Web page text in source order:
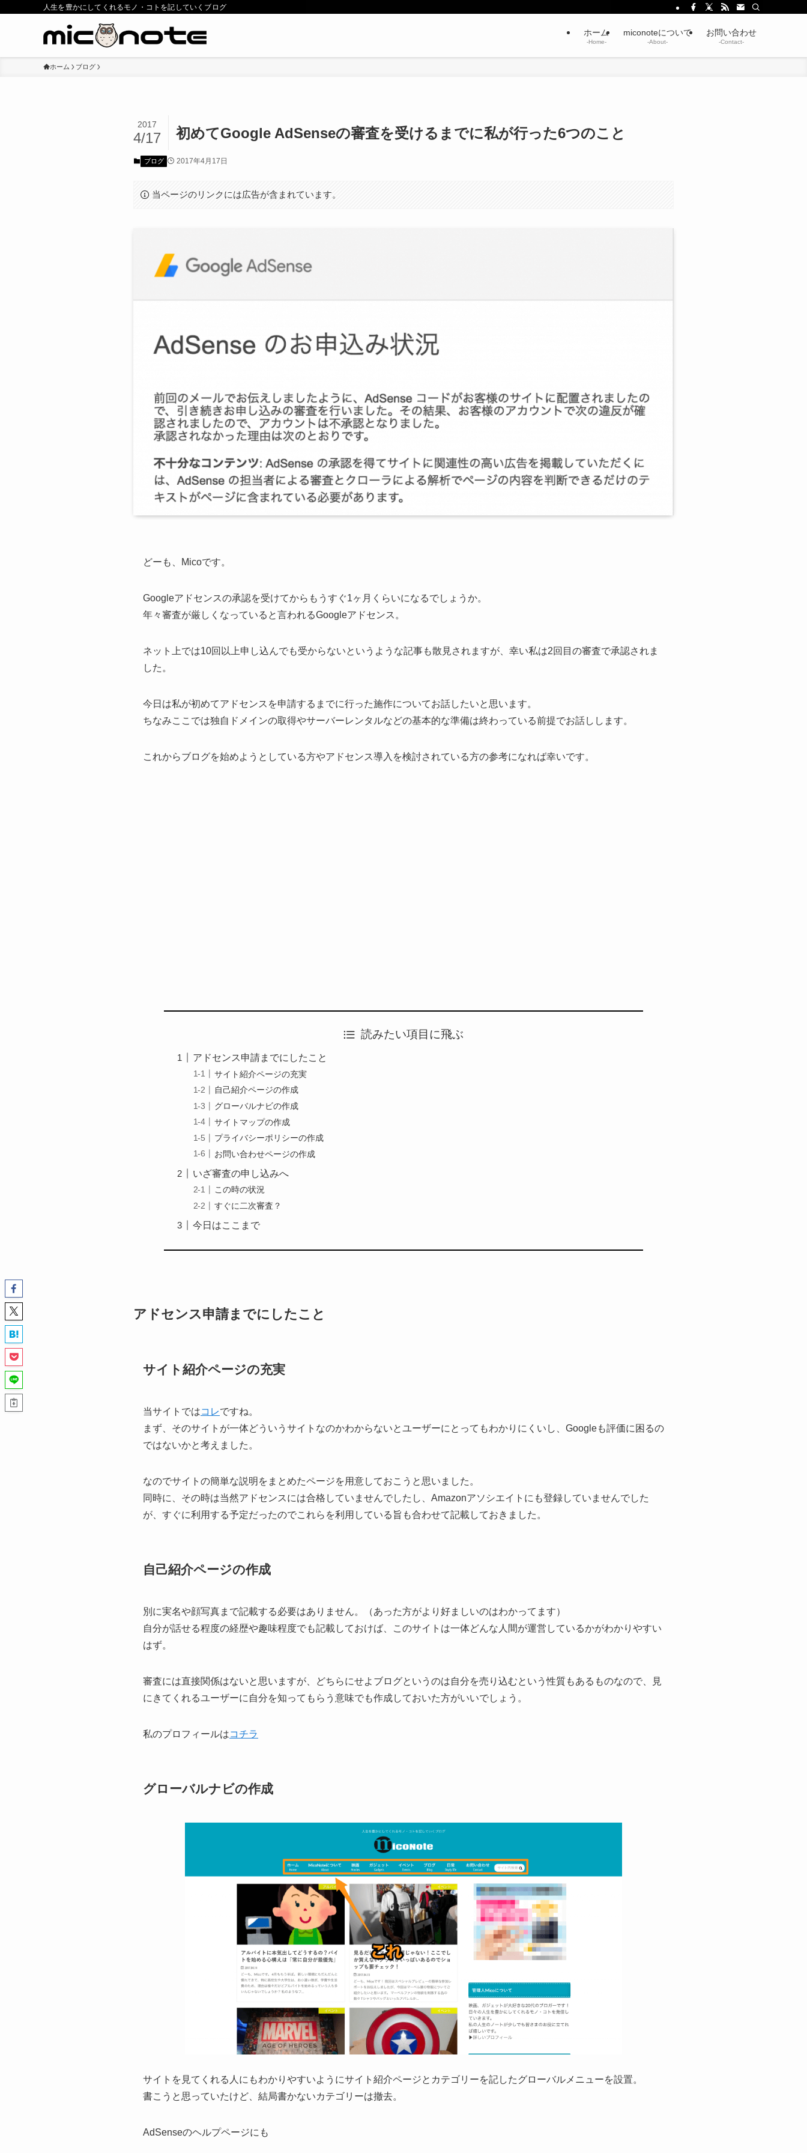
人生を豊かにしてくれるモノ・コトを記していくブログ
ホーム
-Home-
miconoteについて
-About-
お問い合わせ
-Contact-
ホーム ブログ
初めてGoogle AdSenseの審査を受けるまでに私が行った6つのこと
2017
4/17
ブログ 2017年4月17日
当ページのリンクには広告が含まれています。
どーも、Micoです。
Googleアドセンスの承認を受けてからもうすぐ1ヶ月くらいになるでしょうか。
年々審査が厳しくなっていると言われるGoogleアドセンス。
ネット上では10回以上申し込んでも受からないというような記事も散見されますが、幸い私は2回目の審査で承認されま
した。
今日は私が初めてアドセンスを申請するまでに行った施作についてお話したいと思います。
ちなみここでは独自ドメインの取得やサーバーレンタルなどの基本的な準備は終わっている前提でお話しします。
これからブログを始めようとしている方やアドセンス導入を検討されている方の参考になれば幸いです。
読みたい項目に飛ぶ
アドセンス申請までにしたこと
サイト紹介ページの充実
自己紹介ページの作成
グローバルナビの作成
サイトマップの作成
プライバシーポリシーの作成
お問い合わせページの作成
いざ審査の申し込みへ
この時の状況
すぐに二次審査？
今日はここまで
アドセンス申請までにしたこと
サイト紹介ページの充実
当サイトではコレですね。
まず、そのサイトが一体どういうサイトなのかわからないとユーザーにとってもわかりにくいし、Googleも評価に困るの
ではないかと考えました。
なのでサイトの簡単な説明をまとめたページを用意しておこうと思いました。
同時に、その時は当然アドセンスには合格していませんでしたし、Amazonアソシエイトにも登録していませんでした
が、すぐに利用する予定だったのでこれらを利用している旨も合わせて記載しておきました。
自己紹介ページの作成
別に実名や顔写真まで記載する必要はありません。（あった方がより好ましいのはわかってます）
自分が話せる程度の経歴や趣味程度でも記載しておけば、このサイトは一体どんな人間が運営しているかがわかりやすい
はず。
審査には直接関係はないと思いますが、どちらにせよブログというのは自分を売り込むという性質もあるものなので、見
にきてくれるユーザーに自分を知ってもらう意味でも作成しておいた方がいいでしょう。
私のプロフィールはコチラ
グローバルナビの作成
サイトを見てくれる人にもわかりやすいようにサイト紹介ページとカテゴリーを記したグローバルメニューを設置。
書こうと思っていたけど、結局書かないカテゴリーは撤去。
AdSenseのヘルプページにも